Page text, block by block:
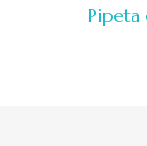
Pipeta